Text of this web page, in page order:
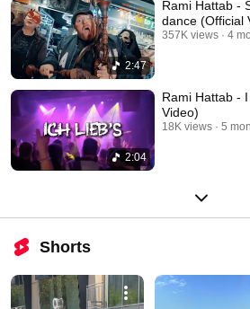
2:47
Rami Hattab -
dance (Official
357K views 4
2:04
Rami Hattab -
Video)
18K views 5
Shorts